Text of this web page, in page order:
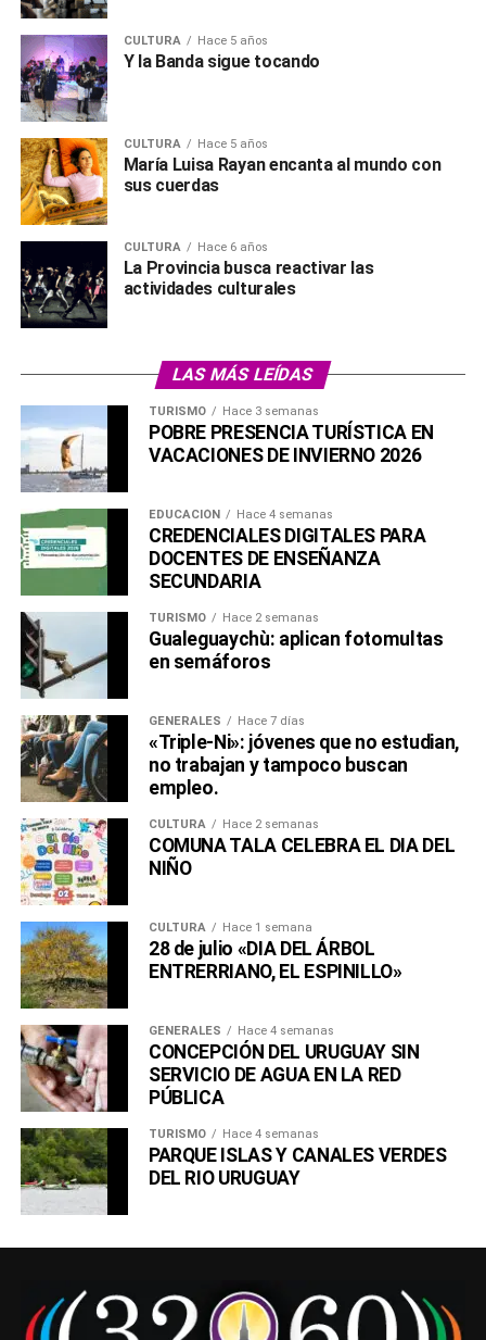
CULTURA Hace 5 años
Y la Banda sigue tocando
CULTURA Hace 5 años
María Luisa Rayan encanta al mundo con
sus cuerdas
CULTURA Hace 6 años
La Provincia busca reactivar las
actividades culturales
LAS MÁS LEÍDAS
TURISMO Hace 3 semanas
POBRE PRESENCIA TURÍSTICA EN
VACACIONES DE INVIERNO 2026
EDUCACIÓN Hace 4 semanas
CREDENCIALES DIGITALES PARA
DOCENTES DE ENSEÑANZA
SECUNDARIA
TURISMO Hace 2 semanas
Gualeguaychù: aplican fotomultas
en semáforos
GENERALES Hace 7 días
«Triple-Ni»: jóvenes que no estudian,
no trabajan y tampoco buscan
empleo.
CULTURA Hace 2 semanas
COMUNA TALA CELEBRA EL DIA DEL
NIÑO
CULTURA Hace 1 semana
28 de julio «DIA DEL ÁRBOL
ENTRERRIANO, EL ESPINILLO»
GENERALES Hace 4 semanas
CONCEPCIÓN DEL URUGUAY SIN
SERVICIO DE AGUA EN LA RED
PÚBLICA
TURISMO Hace 4 semanas
PARQUE ISLAS Y CANALES VERDES
DEL RIO URUGUAY